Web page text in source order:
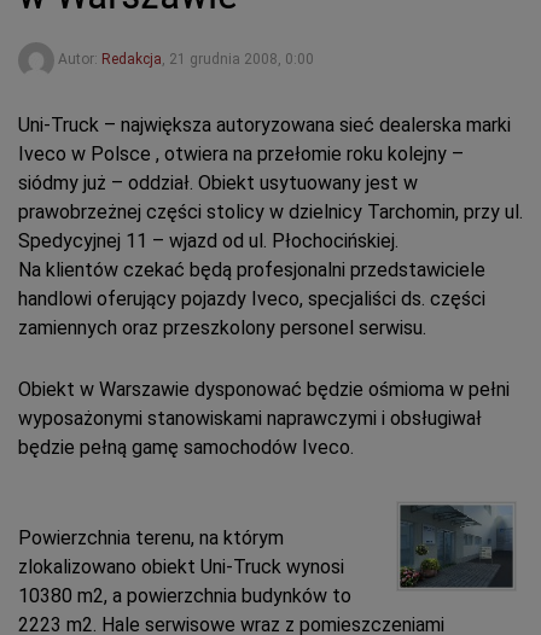
Autor: Redakcja, 21 grudnia 2008, 0:00
Uni-Truck – największa autoryzowana sieć dealerska marki
Iveco w Polsce , otwiera na przełomie roku kolejny –
siódmy już – oddział. Obiekt usytuowany jest w
prawobrzeżnej części stolicy w dzielnicy Tarchomin, przy ul.
Spedycyjnej 11 – wjazd od ul. Płochocińskiej.
Na klientów czekać będą profesjonalni przedstawiciele
handlowi oferujący pojazdy Iveco, specjaliści ds. części
zamiennych oraz przeszkolony personel serwisu.
Obiekt w Warszawie dysponować będzie ośmioma w pełni
wyposażonymi stanowiskami naprawczymi i obsługiwał
będzie pełną gamę samochodów Iveco.
Powierzchnia terenu, na którym
zlokalizowano obiekt Uni-Truck wynosi
10380 m2, a powierzchnia budynków to
2223 m2. Hale serwisowe wraz z pomieszczeniami